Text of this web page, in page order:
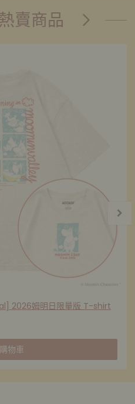
賣商品
2026姆明日限量版 T-shirt
物車